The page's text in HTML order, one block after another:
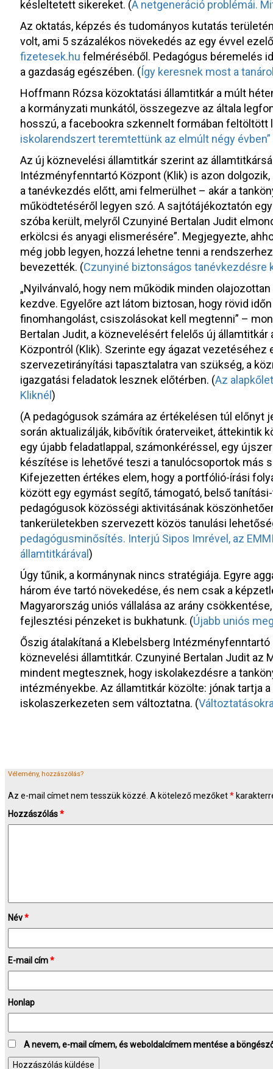
késleltetett sikereket. (A netgeneráció problémái.
Az oktatás, képzés és tudományos kutatás
volt, ami 5 százalékos növekedés az egy évvel
fizetesek.hu felméréséből. Pedagógus béremelés
a gazdaság egészében. (Így keresnek most a
Hoffmann Rózsa közoktatási államtitkár a múlt
a kormányzati munkától, összegezve az általa
hosszú, a facebookra szkennelt formában
iskolarendszert teremtettünk az elmúlt négy
Az új köznevelési államtitkár szerint az
Intézményfenntartó Központ (Klik) is azon
a tanévkezdés előtt, ami felmerülhet – akár a
működtetéséről legyen szó. A sajtótájékoztatón
szóba került, melyről Czunyiné Bertalan Judit
erkölcsi és anyagi elismerésére”. Megjegyezte,
még jobb legyen, hozzá lehetne tenni a
bevezették. (Czunyiné biztonságos tanévkezdésre
„Nyilvánvaló, hogy nem működik minden
kezdve. Egyelőre azt látom biztosan, hogy rövid
finomhangolást, csiszolásokat kell megtenni” –
Bertalan Judit, a köznevelésért felelős új
Központról (Klik). Szerinte egy ágazat vezetéséhez
szervezetirányítási tapasztalatra van szükség, a
igazgatási feladatok lesznek előtérben. (Az
Kliknél )
(A pedagógusok számára az értékelésen túl előnyt
során aktualizálják, kibővítik óraterveiket, áttekintik
egy újabb feladatlappal, számonkéréssel, egy
készítése is lehetővé teszi a tanulócsoportok más
Kifejezetten értékes elem, hogy a portfólió-írási
között egy egymást segítő, támogató, belső
pedagógusok közösségi aktivitásának
tankerületekben szervezett közös tanulási
pedagógusminősítés. Interjú Sipos Imrével, az
államtitkárával )
Úgy tűnik, a kormánynak nincs stratégiája. Egyre
három éve tartó növekedése, és nem csak a
Magyarország uniós vállalása az arány
fejlesztési pénzeket is bukhatunk. (Újabb uniós
Őszig átalakítaná a Klebelsberg
köznevelési államtitkár. Czunyiné Bertalan Judit az
mindent megtesznek, hogy iskolakezdésre a
intézményekbe. Az államtitkár közölte: jónak tartja
iskolaszerkezeten sem változtatna. (
Vélemény, hozzászólás?
Az e-mail címet nem tesszük közzé. A kötelező mezőket*
Hozzászólás*
Név*
E-mail cím*
Honlap
A nevem, e-mail címem, és weboldalcímem mentése a